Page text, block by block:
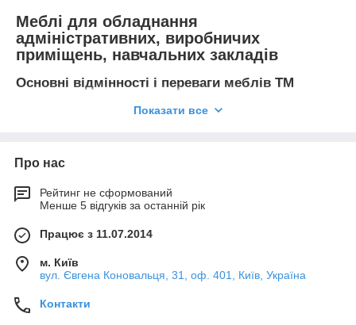
Меблі для обладнання
адміністративних, виробничих
приміщень, навчальних закладів
Основні відмінності і переваги меблів ТМ
виготовленні меблів застосовується
вологостійка ламінована фанера
ДСТУ:
ДСТУ ГОСТ 16371:2016 (пп. 5.2.28, 5.2.30,
5.2.31);
Показати все
Про нас
Рейтинг не сформований
Менше 5 відгуків за останній рік
Працює з 11.07.2014
м. Київ
вул. Євгена Коновальця, 31, оф. 401, Київ, Україна
Контакти